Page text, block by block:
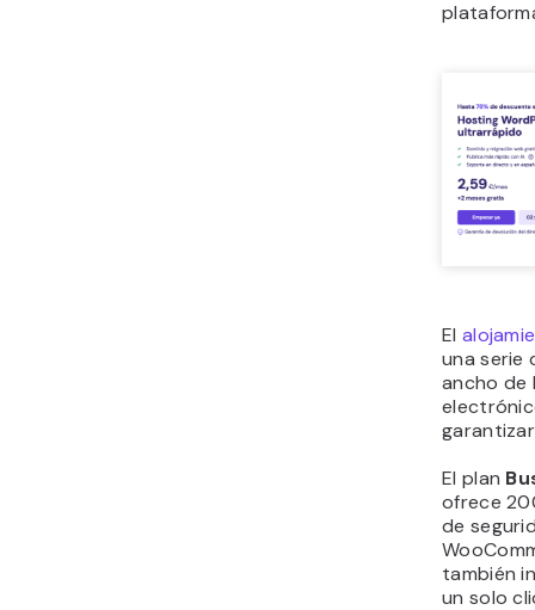
El
una serie
ancho de
El plan
ofrece
de
también
un solo